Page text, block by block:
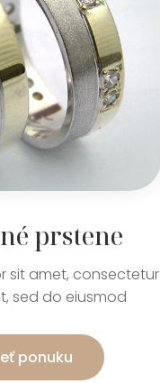
prstene
sit amet, consectetur
sed do eiusmod
ponuku